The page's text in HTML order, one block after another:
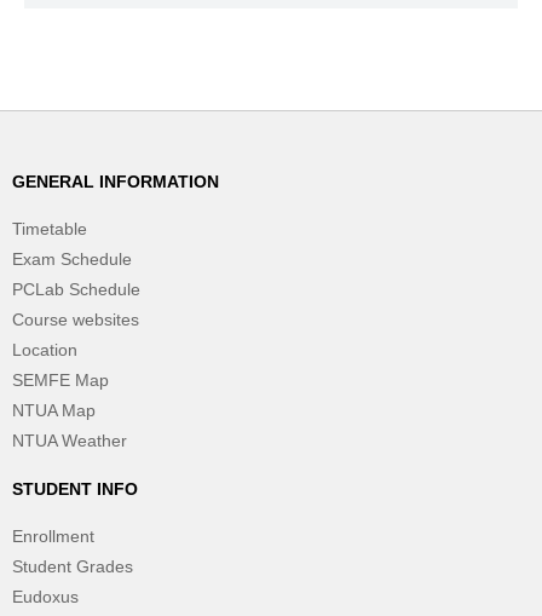
GENERAL INFORMATION
Timetable
Exam Schedule
PCLab Schedule
Course websites
Location
SEMFE Map
NTUA Map
NTUA Weather
STUDENT INFO
Enrollment
Student Grades
Eudoxus